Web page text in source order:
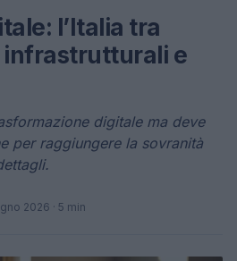
l’Italia tra
e
digitale ma deve
per raggiungere la sovranità
2026 · 5 min